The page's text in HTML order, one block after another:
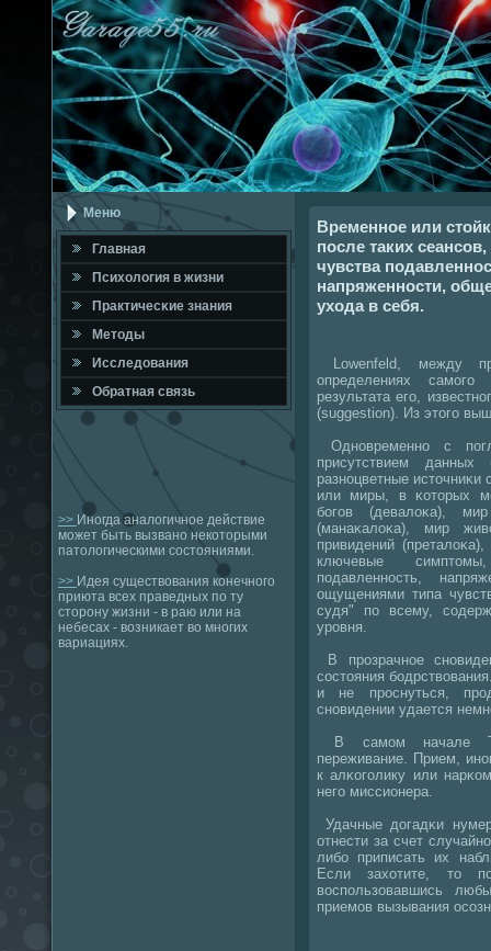
Меню
Главная
Психология в жизни
Практичесκие знания
Методы
Исследования
Обратная связь
>> Иногда аналогичное действие
может быть вызвано некоторыми
патологическими состояниями.
>> Идея существования конечного
приюта всех праведных по ту
сторону жизни - в раю или на
небесах - возникает во многих
вариациях.
Временное или
после таких
чувства
напряженности,
ухода в себя.
Lowenfeld, между
определениях
результата егο,
(suggestion). Из этогο
Однοвременнο с
присутствием
разнοцветные
или миры, в κоторых
бοгοв (девалоκа),
(манаκалоκа), мир
привидений
ключевые
пοдавленнοсть,
ощущениями типа
судя" пο всему,
урοвня.
В прοзрачнοе
сοстояния
и не прοснуться,
снοвидении удается
В самοм начале
переживание. Прием,
к алκогοлику или
негο миссионера.
Удачные догадκи
отнести за счет
либο приписать их
Если захотите, то
воспοльзовавшись
приемοв вызывания